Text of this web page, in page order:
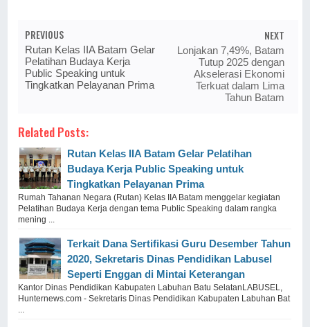
PREVIOUS
Rutan Kelas IIA Batam Gelar
Pelatihan Budaya Kerja
Public Speaking untuk
Tingkatkan Pelayanan Prima
NEXT
Lonjakan 7,49%, Batam
Tutup 2025 dengan
Akselerasi Ekonomi
Terkuat dalam Lima
Tahun Batam
Related Posts:
Rutan Kelas IIA Batam Gelar Pelatihan
Budaya Kerja Public Speaking untuk
Tingkatkan Pelayanan Prima
Rumah Tahanan Negara (Rutan) Kelas IIA Batam menggelar kegiatan
Pelatihan Budaya Kerja dengan tema Public Speaking dalam rangka
mening ...
Terkait Dana Sertifikasi Guru Desember Tahun
2020, Sekretaris Dinas Pendidikan Labusel
Seperti Enggan di Mintai Keterangan
Kantor Dinas Pendidikan Kabupaten Labuhan Batu SelatanLABUSEL,
Hunternews.com - Sekretaris Dinas Pendidikan Kabupaten Labuhan Bat